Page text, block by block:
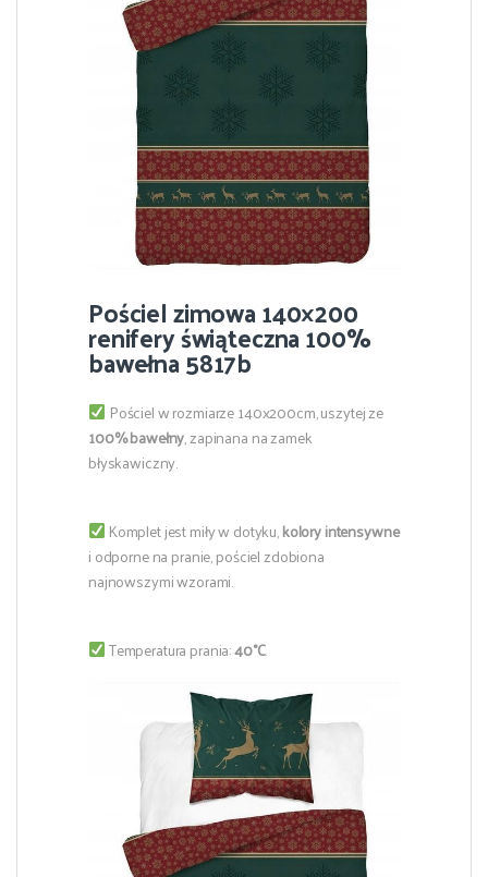
Pościel zimowa 140×200
renifery świąteczna 100%
bawełna 5817b
Pościel w rozmiarze 140x200cm, uszytej ze
100% bawełny, zapinana na zamek
błyskawiczny.
Komplet jest miły w dotyku,kolory intensywne
i odporne na pranie, pościel zdobiona
najnowszymi wzorami.
Temperatura prania:40°C.